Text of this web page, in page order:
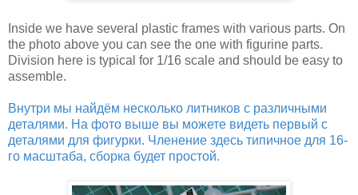
Inside we have several plastic frames with various parts. On
the photo above you can see the one with figurine parts.
Division here is typical for 1/16 scale and should be easy to
assemble.
Внутри мы найдём несколько литников с различными
деталями. На фото выше вы можете видеть первый с
деталями для фигурки. Членение здесь типичное для 16-
го масштаба, сборка будет простой.